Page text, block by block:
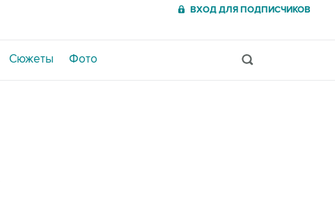
ВХОД ДЛЯ ПОДПИСЧИКОВ
Сюжеты Фото